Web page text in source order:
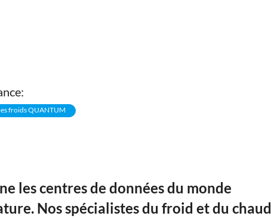
froids QUANTUM
les centres de données du monde
Nos spécialistes du froid et du chaud